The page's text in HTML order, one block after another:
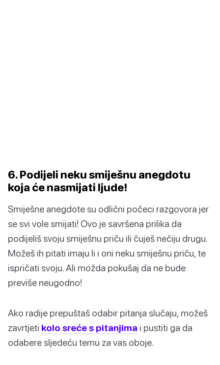
6. Podijeli neku smiješnu anegdotu
koja će nasmijati ljude!
Smiješne anegdote su odlični počeci razgovora jer
se svi vole smijati! Ovo je savršena prilika da
podijeliš svoju smiješnu priču ili čuješ nečiju drugu.
Možeš ih pitati imaju li i oni neku smiješnu priču, te
ispričati svoju. Ali možda pokušaj da ne bude
previše neugodno!
Ako radije prepuštaš odabir pitanja slučaju, možeš
zavrtjeti kolo sreće s pitanjima i pustiti ga da
odabere sljedeću temu za vas oboje.